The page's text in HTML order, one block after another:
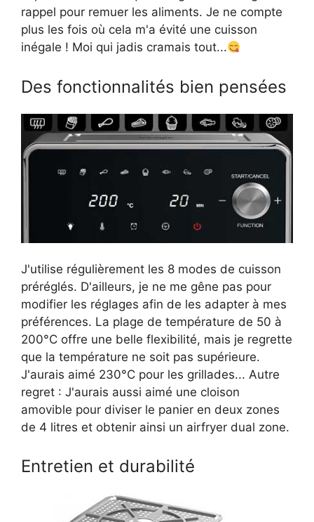
rappel pour remuer les aliments. Je ne compte
plus les fois où cela m'a évité une cuisson
inégale ! Moi qui jadis cramais tout...
Des fonctionnalités bien pensées
J'utilise régulièrement les 8 modes de cuisson
préréglés. D'ailleurs, je ne me gêne pas pour
modifier les réglages afin de les adapter à mes
préférences. La plage de température de 50 à
200°C offre une belle flexibilité, mais je regrette
que la température ne soit pas supérieure.
J'aurais aimé 230°C pour les grillades... Autre
regret : J'aurais aussi aimé une cloison
amovible pour diviser le panier en deux zones
de 4 litres et obtenir ainsi un airfryer dual zone.
Entretien et durabilité